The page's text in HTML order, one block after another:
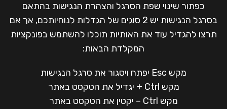
כפתור שינוי שפת הסרגל והצהרת הנגישות בהתאם
בסרגל הנגישות יש 2 סוגים של הגדלות לנוחיותכם, אך אם
תרצו להגדיל עוד את האותיות תוכלו להשתמש בפונקציות
המקלדת הבאות:
מקש Esc יפתח ויסגור את סרגל הנגישות
מקש Ctrl + יגדיל את הטקסט באתר
מקש Ctrl – יקטין את הטקסט באתר